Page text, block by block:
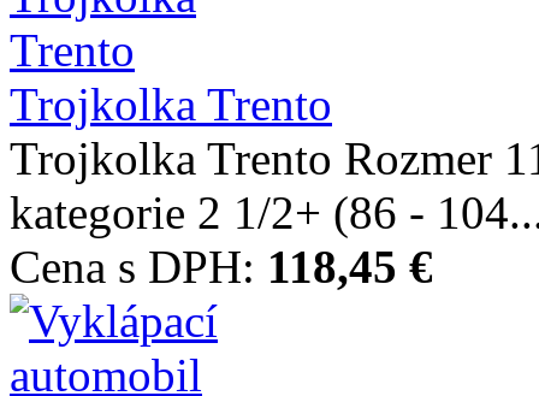
Trojkolka Trento
Trojkolka Trento Rozmer
kategorie 2 1/2+ (86 -
Cena s DPH: 118,45 €